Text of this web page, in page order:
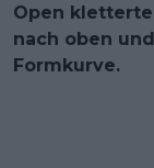
Open kletterte
nach oben
Formkurve.